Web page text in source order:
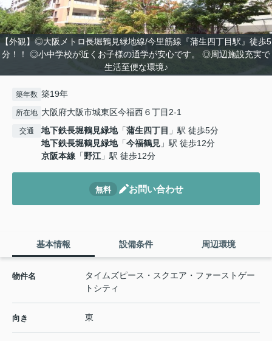
【外観】◎大阪メトロ長堀鶴見緑地線/今里筋線『蒲生四丁目駅』徒歩5
分！！ ◎小中学校が近くお子様の通学が安心です。 ◎周辺施設充実で
生活至便な環境♪
築年数 築19年
所在地 大阪府大阪市城東区今福西６丁目2-1
交通 地下鉄長堀鶴見緑地「蒲生四丁目 」駅 徒歩5分
地下鉄長堀鶴見緑地「今福鶴見 」駅 徒歩12分
京阪本線 「野江」駅 徒歩12分
無料 お問い合わせ
基本情報 設備条件 周辺環境
物件名
タイムズピース・スクエア・ファーストゲー
トシティ
向き 東